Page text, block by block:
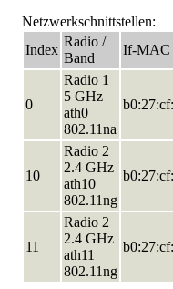
Netzwerkschnittstellen:
Index
Radio /
Band
If-MAC
0
Radio 1
5 GHz
ath0
802.11na
10
Radio 2
2.4 GHz
ath10
802.11ng
11
Radio 2
2.4 GHz
ath11
802.11ng